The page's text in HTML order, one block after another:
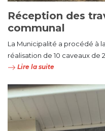
Réception des
communal
La Municipalité a procédé à
réalisation de 10 caveaux de
Lire la suite